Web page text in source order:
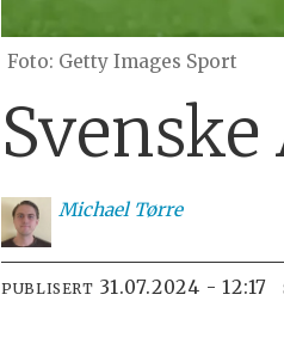
Getty Images Sport
Michael Tørre
PUBLISERT 31.07.2024 - 12:17